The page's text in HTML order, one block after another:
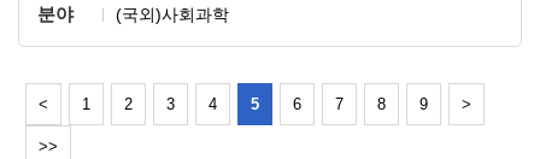
분야 (국외)사회과학
< 1 2 3 4 5 6 7 8 9 >
>>